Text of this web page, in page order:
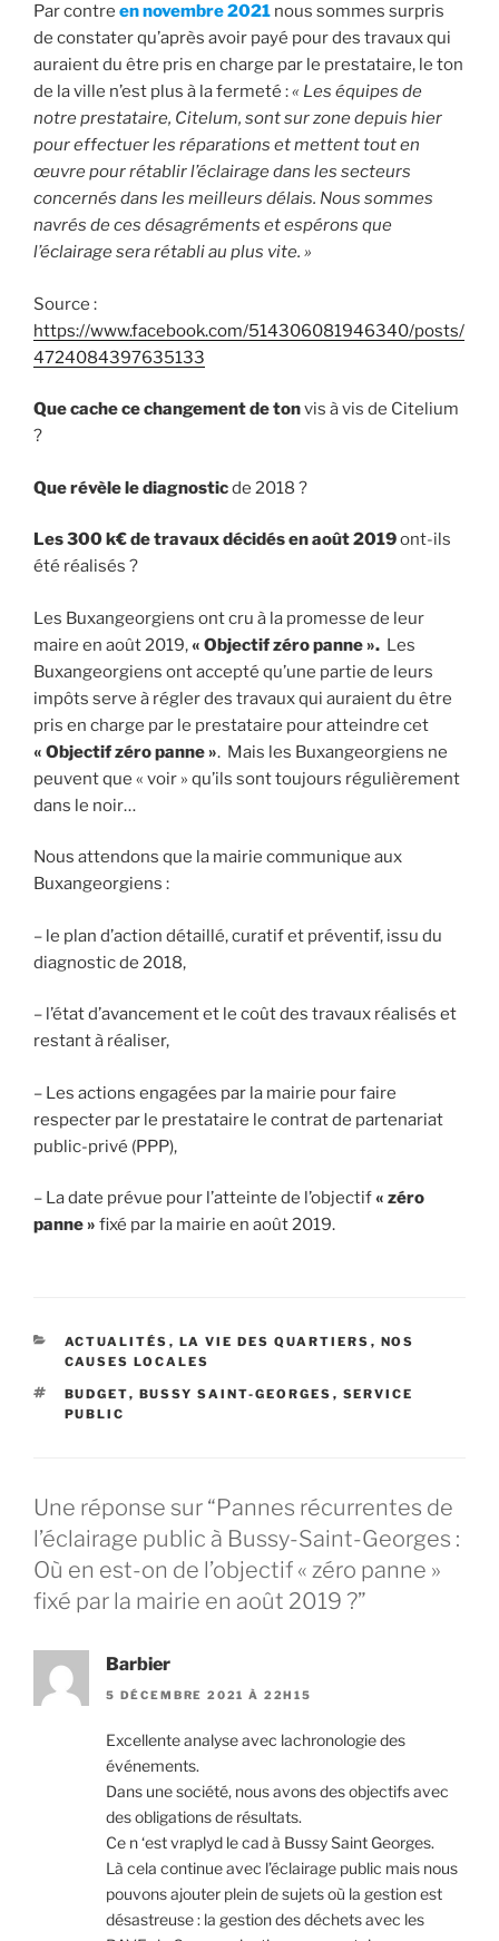
Par contre en novembre 2021 nous sommes surpris
de constater qu’après avoir payé pour des travaux qui
auraient du être pris en charge par le prestataire, le ton
de la ville n’est plus à la fermeté :« Les équipes de
notre prestataire, Citelum, sont sur zone depuis hier
pour effectuer les réparations et mettent tout en
œuvre pour rétablir l’éclairage dans les secteurs
concernés dans les meilleurs délais. Nous sommes
navrés de ces désagréments et espérons que
l’éclairage sera rétabli au plus vite. »
Source :
https://www.facebook.com/514306081946340/posts/
4724084397635133
Que cache ce changement de tonvis à vis de Citelium
?
Que révèle le diagnosticde 2018 ?
Les 300 k€ de travaux décidés en août 2019ont-ils
été réalisés ?
Les Buxangeorgiens ont cru à la promesse de leur
maire en août 2019,« Objectif zéro panne ». Les
Buxangeorgiens ont accepté qu’une partie de leurs
impôts serve à régler des travaux qui auraient du être
pris en charge par le prestataire pour atteindre cet
« Objectif zéro panne ». Mais les Buxangeorgiens ne
peuvent que « voir » qu’ils sont toujours régulièrement
dans le noir…
Nous attendons que la mairie communique aux
Buxangeorgiens :
– le plan d’action détaillé, curatif et préventif, issu du
diagnostic de 2018,
– l’état d’avancement et le coût des travaux réalisés et
restant à réaliser,
– Les actions engagées par la mairie pour faire
respecter par le prestataire le contrat de partenariat
public-privé (PPP),
– La date prévue pour l’atteinte de l’objectif« zéro
panne » fixé par la mairie en août 2019.
CATÉGORIES
ACTUALITÉS , LA VIE DES QUARTIERS , NOS
CAUSES LOCALES
ÉTIQUETTES
BUDGET, BUSSY SAINT-GEORGES , SERVICE
PUBLIC
Une réponse sur “Pannes récurrentes de
l’éclairage public à Bussy-Saint-Georges :
Où en est-on de l’objectif « zéro panne »
fixé par la mairie en août 2019 ?”
Barbier
5 DÉCEMBRE 2021 À 22H15
Excellente analyse avec lachronologie des
événements.
Dans une société, nous avons des objectifs avec
des obligations de résultats.
Ce n ‘est vraplyd le cad à Bussy Saint Georges.
Là cela continue avec l’éclairage public mais nous
pouvons ajouter plein de sujets où la gestion est
désastreuse : la gestion des déchets avec les